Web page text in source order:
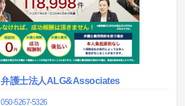
弁護士法人ALG&Associates
050-5267-5326